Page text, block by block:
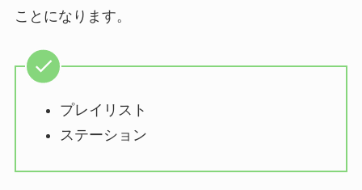
ことになります。
プレイリスト
ステーション